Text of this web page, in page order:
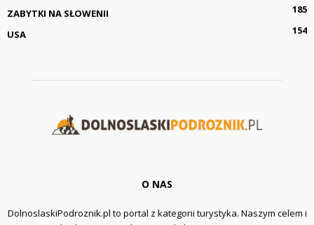
ZABYTKI NA SŁOWENII
185
USA
154
O NAS
DolnoslaskiPodroznik.pl to portal z kategorii turystyka. Naszym celem i